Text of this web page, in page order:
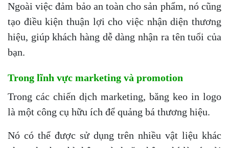
Ngoài việc đảm bảo an toàn cho sản phẩm, nó cũng
tạo điều kiện thuận lợi cho việc nhận diện thương
hiệu, giúp khách hàng dễ dàng nhận ra tên tuổi của
bạn.
Trong lĩnh vực marketing và promotion
Trong các chiến dịch marketing, băng keo in logo
là một công cụ hữu ích để quảng bá thương hiệu.
Nó có thể được sử dụng trên nhiều vật liệu khác